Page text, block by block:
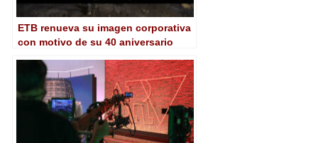
ETB renueva su imagen corporativa
con motivo de su 40 aniversario